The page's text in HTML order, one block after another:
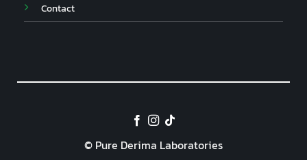
Contact
© Pure Derima Laboratories